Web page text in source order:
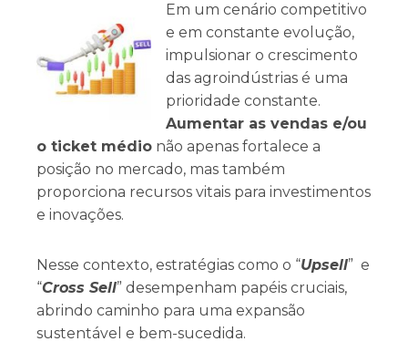
Em um cenário competitivo
e em constante evolução,
impulsionar o crescimento
das agroindústrias é uma
prioridade constante.
Aumentar as vendas e/ou
o ticket médio não apenas fortalece a
posição no mercado, mas também
proporciona recursos vitais para investimentos
e inovações.
Nesse contexto, estratégias como o “Upsell” e
“Cross Sell” desempenham papéis cruciais,
abrindo caminho para uma expansão
sustentável e bem-sucedida.